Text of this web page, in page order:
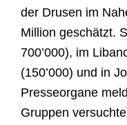
der Drusen im
Million geschätzt.
700’000), im
(150’000) und in
Presseorgane
Gruppen